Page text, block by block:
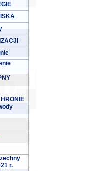
r.